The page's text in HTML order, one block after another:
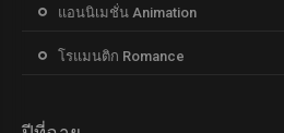
แอนนิเมชั่น Animation
โรแมนติก Romance